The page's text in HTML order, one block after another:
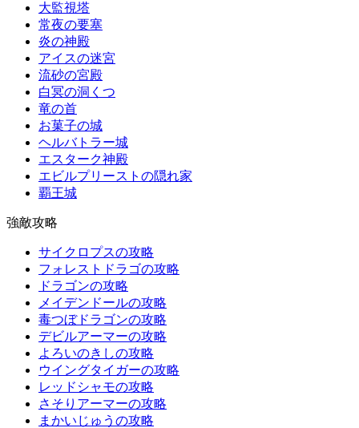
大監視塔
常夜の要塞
炎の神殿
アイスの迷宮
流砂の宮殿
白冥の洞くつ
竜の首
お菓子の城
ヘルバトラー城
エスターク神殿
エビルプリーストの隠れ家
覇王城
強敵攻略
サイクロプスの攻略
フォレストドラゴの攻略
ドラゴンの攻略
メイデンドールの攻略
毒つぼドラゴンの攻略
デビルアーマーの攻略
よろいのきしの攻略
ウイングタイガーの攻略
レッドシャモの攻略
さそりアーマーの攻略
まかいじゅうの攻略